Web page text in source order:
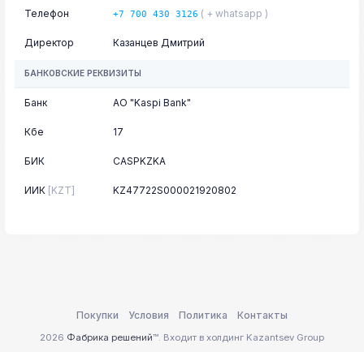
Телефон +7 700 430 3126 ( + whatsapp )
Директор Казанцев Дмитрий
БАНКОВСКИЕ РЕКВИЗИТЫ
Банк АО "Kaspi Bank"
Кбе 17
БИК CASPKZKA
ИИК [KZT] KZ47722S000021920802
2026 Фабрика решений™. Входит в холдинг Kazantsev Group
Покупки Условия Политика Контакты